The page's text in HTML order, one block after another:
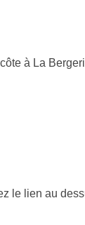
à La
le lien au